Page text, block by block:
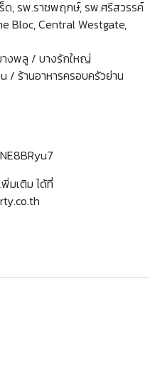
ด, รพ.ราชพฤกษ์, รพ.ศรีสวรรค์
Bloc, Central Westgate,
งพลู / บางรักใหญ่
/ ร้านอาหารครอบครัวย่าน
มเติม ได้ที่